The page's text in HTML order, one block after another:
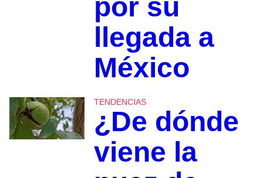
por su
llegada a
México
TENDENCIAS
¿De dónde
viene la